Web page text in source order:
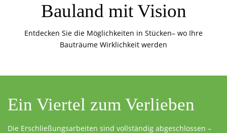
Bauland mit Vision
Entdecken Sie die Möglichkeiten in Stücken– wo Ihre
Bauträume Wirklichkeit werden
Ein Viertel zum Verlieben
Die Erschließungsarbeiten sind vollständig abgeschlossen –